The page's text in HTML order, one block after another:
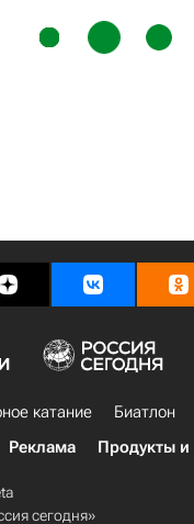
катание Биатлон
Реклама Продукты и
сегодня»